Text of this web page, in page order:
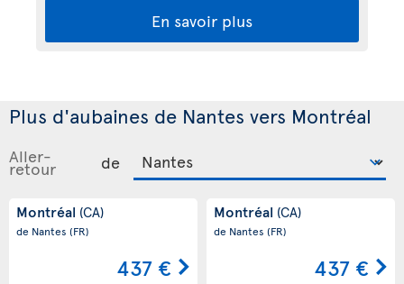
En savoir plus
Plus d'aubaines de Nantes vers Montréal
Aller-
retour de
Montréal (CA)
de Nantes (FR)
437 €
Montréal (CA)
de Nantes (FR)
437 €